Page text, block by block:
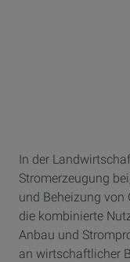
In der
Stromerzeugung
und Beheizung von
die kombinierte
Anbau und
an wirtschaftlicher